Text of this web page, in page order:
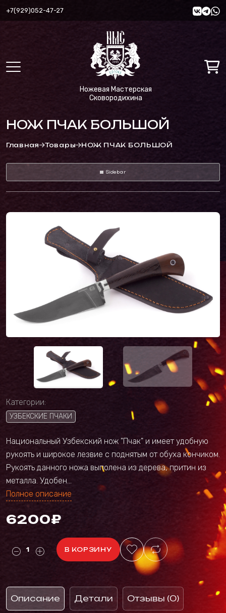
+7(929)052-47-27
Ножевая Мастерская
Сковородихина
НОЖ ПЧАК БОЛЬШОЙ
Главная Товары НОЖ ПЧАК БОЛЬШОЙ
Sidebar
Категории:
УЗБЕКСКИЕ ПЧАКИ
Национальный Узбекский нож "Пчак" и имеет удобную
рукоять и широкое лезвие с поднятым от обуха кончиком.
Рукоять данного ножа выполена из дерева, притин из
металла. Удобен...
Полное описание
6200₽
В КОРЗИНУ
Описание Детали Отзывы (0)